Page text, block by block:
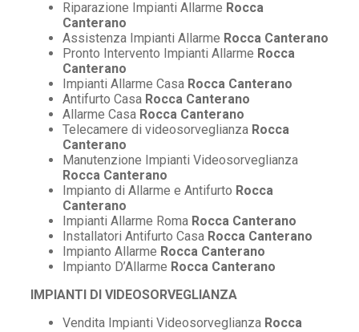
Riparazione Impianti Allarme Rocca
Canterano
Assistenza Impianti Allarme Rocca Canterano
Pronto Intervento Impianti Allarme Rocca
Canterano
Impianti Allarme Casa Rocca Canterano
Antifurto Casa Rocca Canterano
Allarme Casa Rocca Canterano
Telecamere di videosorveglianza Rocca
Canterano
Manutenzione Impianti Videosorveglianza
Rocca Canterano
Impianto di Allarme e Antifurto Rocca
Canterano
Impianti Allarme Roma Rocca Canterano
Installatori Antifurto Casa Rocca Canterano
Impianto Allarme Rocca Canterano
Impianto D’Allarme Rocca Canterano
IMPIANTI DI VIDEOSORVEGLIANZA
Vendita Impianti Videosorveglianza Rocca